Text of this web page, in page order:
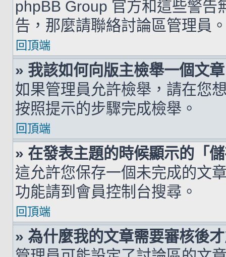
phpBB Group 官方和這些警告
告，那麼請聯絡討論區管理員
回頂端
» 我該如何向版主檢舉一個文
如果管理員允許檢舉，請在您
按照提示的步驟完成檢舉。
回頂端
» 在發表主題的時候顯示的「
這允許您保存一個未完成的文
功能請到會員控制台搜尋。
回頂端
» 為什麼我的文章需要審核後